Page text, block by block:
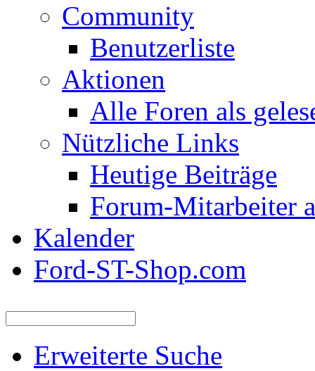
Community
Benutzerliste
Aktionen
Alle Foren als
Nützliche Links
Heutige Beiträge
Forum-Mitarbeiter
Kalender
Ford-ST-Shop.com
Erweiterte Suche